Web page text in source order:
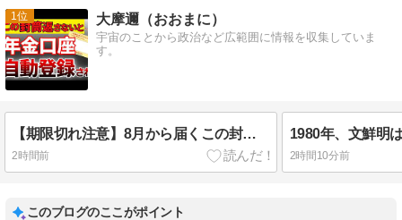
1 大摩邇（おおまに）
宇宙のことから政治など広範囲に情報を収集していま
す。
【期限切れ注意】8月から届くこの封筒、放置すると公金受取口座に自動登録されます
2時間前 2時間10分前
このブログのここがポイント